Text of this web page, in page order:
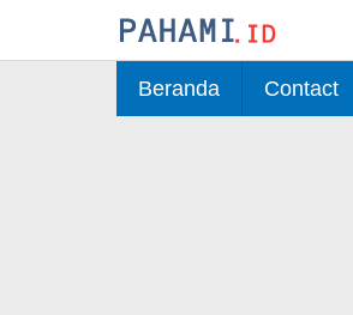
Beranda Contact